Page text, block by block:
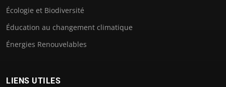
Écologie et Biodiversité
Éducation au changement climatique
Énergies Renouvelables
LIENS UTILES